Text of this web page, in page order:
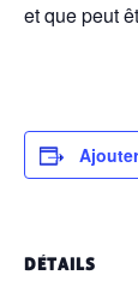
et que peut
DÉTAILS